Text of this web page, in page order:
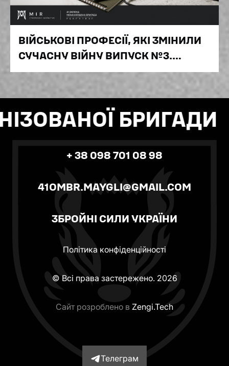
ВІЙСЬКОВІ ПРОФЕСІЇ, ЯКІ ЗМІНИЛИ
СУЧАСНУ ВІЙНУ ВИПУСК №3.
ЗВ'ЯЗКІВЕЦЬ: ПРОФЕСІЯ, БЕЗ ЯКОЇ
НЕ ПРАЦЮЄ ЖОДЕН ПІДРОЗДІЛ
БРИГАДИ
+ 38 098 701 08 98
41OMBR.MAYGLI@GMAIL.COM
ЗБРОЙНІ СИЛИ УКРАЇНИ
Політика конфіденційності
© Всі права застережено. 2026
Сайт розроблено в Zengi.Tech
Телеграм